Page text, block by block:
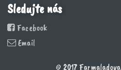
Sledujte nás
Facebook
Email
© 2017